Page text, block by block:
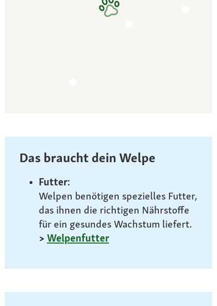
Das braucht dein Welpe
Futter:
Welpen benötigen spezielles Futter,
das ihnen die richtigen Nährstoffe
für ein gesundes Wachstum liefert.
> Welpenfutter